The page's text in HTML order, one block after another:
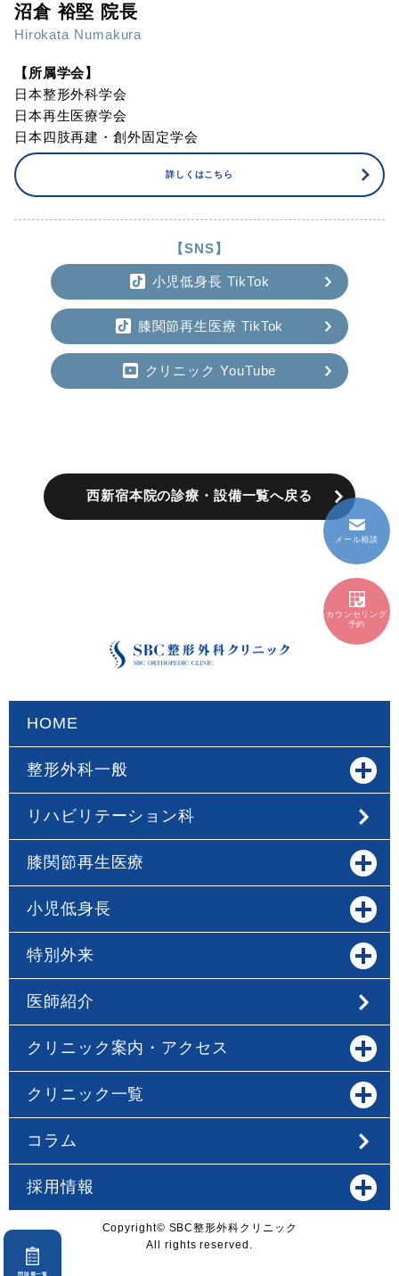
沼倉 裕堅 院長
Hirokata Numakura
【所属学会】
日本整形外科学会
日本再生医療学会
日本四肢再建・創外固定学会
詳しくはこちら
【SNS】
小児低身長 TikTok
膝関節再生医療 TikTok
クリニック YouTube
西新宿本院の診療・設備一覧へ戻る
HOME
整形外科一般
リハビリテーション科
膝関節再生医療
小児低身長
特別外来
医師紹介
クリニック案内・アクセス
クリニック一覧
コラム
採用情報
Copyright© SBC整形外科クリニック
All rights reserved.
メール相談
カウンセリング
予約
問診票一覧